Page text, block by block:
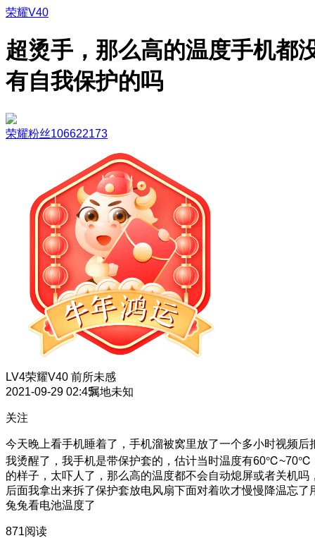
荣耀V40
超烫手，那么高的温度手机都
有自我保护的吗
荣耀粉丝106622173
LV4荣耀V40 前所未感
2021-09-29 02:45属地未知
关注
今天晚上看手机睡着了，手机溜被窝里放了一个多小时视频后
我烫醒了，我手机是带保护套的，估计当时温度有60℃~70℃
的样子，太吓人了，那么高的温度都不会自动熄屏或者关机吗
后面我拿出来拆了保护套放电风扇下面对着吹才慢慢降温忘了
兔兔看电池温度了
871阅读